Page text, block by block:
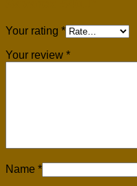
Your rating *
Your review *
Name *